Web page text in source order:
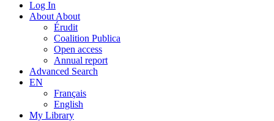
Log In
About About
Érudit
Coalition Publica
Open access
Annual report
Advanced Search
EN
Français
English
My Library